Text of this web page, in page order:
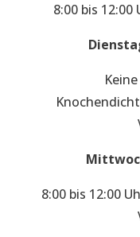
8:00 bis 12:00
8:00 bis 12:00